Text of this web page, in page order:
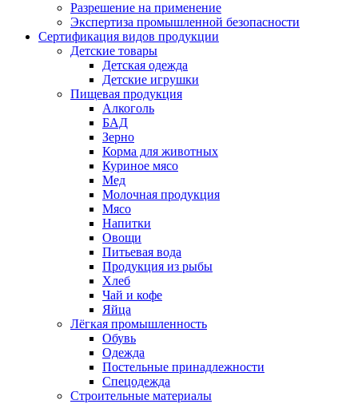
Разрешение на применение
Экспертиза промышленной безопасности
Сертификация видов продукции
Детские товары
Детская одежда
Детские игрушки
Пищевая продукция
Алкоголь
БАД
Зерно
Корма для животных
Куриное мясо
Мед
Молочная продукция
Мясо
Напитки
Овощи
Питьевая вода
Продукция из рыбы
Хлеб
Чай и кофе
Яйца
Лёгкая промышленность
Обувь
Одежда
Постельные принадлежности
Спецодежда
Строительные материалы